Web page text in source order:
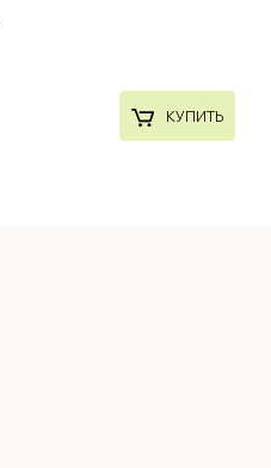
КУПИТЬ